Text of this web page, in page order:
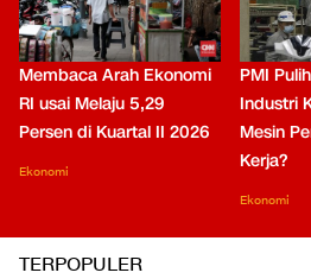
Membaca Arah Ekonomi
RI usai Melaju 5,29
Persen di Kuartal II 2026
Ekonomi
PMI
Industri
Mesin
Kerja?
Ekonomi
TERPOPULER